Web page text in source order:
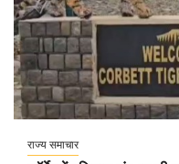
राज्य समाचार